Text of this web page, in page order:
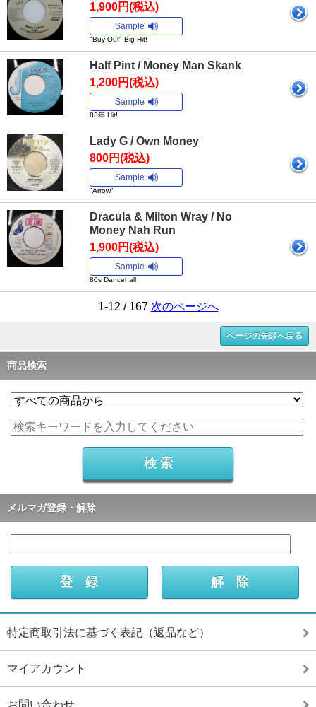
1,900円(税込)
Sample
"Buy Out" Big Hit!
Half Pint / Money Man Skank
1,200円(税込)
Sample
83年 Hit!
Lady G / Own Money
800円(税込)
Sample
"Arrow"
Dracula & Milton Wray / No
Money Nah Run
1,900円(税込)
Sample
80s Dancehall
1-12 / 167 次のページへ
ページの先頭へ戻る
商品検索
メルマガ登録・解除
特定商取引法に基づく表記（返品など）
マイアカウント
お問い合わせ